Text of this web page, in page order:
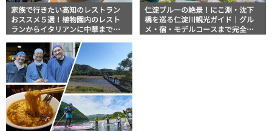
家族で行きたい高知のレストラン
おススメ５選！植物園内のレスト
ランからイタリアンに中華まで楽
仁淀ブルーの絶景！にこ淵・沈下
橋を巡る仁淀川観光ガイド｜グル
メ・宿・モデルコースまで完全網